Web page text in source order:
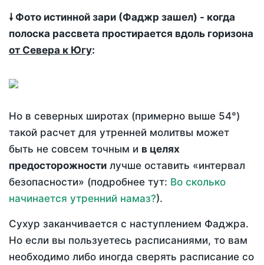
🠗 Фото истинной зари (Фаджр зашел) - когда
полоска рассвета простирается вдоль горизона
от Севера к Югу:
Но в северных широтах (примерно выше 54°)
такой расчет для утренней молитвы может
быть не совсем точным и в целях
предосторожности лучше оставить «интервал
безопасности» (подробнее тут: Во сколько
начинается утренний намаз?).
Сухур заканчивается с наступлением Фаджра.
Но если вы пользуетесь расписаниями, то вам
необходимо либо иногда сверять расписание со